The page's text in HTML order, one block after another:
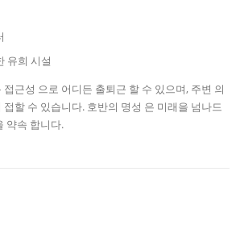
유희 시설
근성 으로 어디든 출퇴근 할 수 있으며, 주변 의
할 수 있습니다. 호반의 명성 은 미래을 넘나드
약속 합니다.